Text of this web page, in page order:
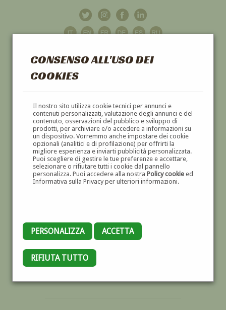
CONSENSO ALL'USO DEI
COOKIES
Il nostro sito utilizza cookie tecnici per annunci e
contenuti personalizzati, valutazione degli annunci e del
contenuto, osservazioni del pubblico e sviluppo di
prodotti, per archiviare e/o accedere a informazioni su
un dispositivo. Vorremmo anche impostare dei cookie
opzionali (analitici e di profilazione) per offrirti la
migliore esperienza e inviarti pubblicità personalizzata.
Puoi scegliere di gestire le tue preferenze e accettare,
selezionare o rifiutare tutti i cookie dal pannello
personalizza. Puoi accedere alla nostra Policy cookieed
Informativa sulla Privacy per ulteriori informazioni.
PERSONALIZZA ACCETTA
RIFIUTA TUTTO
GALLERIAD'ARTE
DIPINTI E SCULTURE '800 E '900